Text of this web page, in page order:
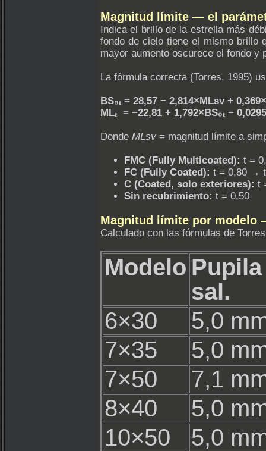
Magnitud límite — el
Indica el brillo de la estrella más
fondo de cielo tiene el mismo brillo
mayor aumento oscurece el fondo
La fórmula correcta (Torres, 1995)
BS₀ₜ = 28,57 − 2,814×MLsv +
MLₜ = −22,81 + 1,792×BS₀ₜ −
Donde MLsv = magnitud límite a
FMC (Fully Multicoated): t =
FC (Fully Coated): t = 0,80 →
C (Coated, solo exteriores): t
Sin recubrimiento: t = 0,50
Magnitud límite por modelo
Calculado con las fórmulas de
Modelo Pupila
sal.
6×30
5,0
7×35
5,0
7×50
7,1
8×40
5,0
10×50
5,0